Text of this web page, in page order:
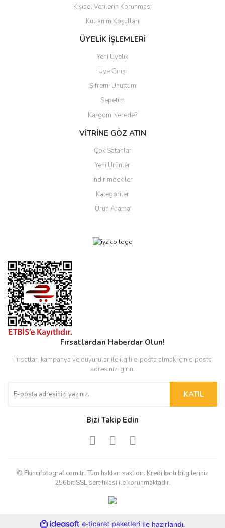
Gönder
Kişisel Verilerin Korunması
Kullanım Koşulları
ÜYELİK İŞLEMLERİ
Yeni Üyelik
Üye Girişi
Şifremi Unuttum
Sepetim
Kargom Nerede?
VİTRİNE GÖZ ATIN
Çok Satanlar
Yeni Ürünler
İndirimdekiler
Kategoriler
Ürün Arama
Fırsatlardan Haberdar Olun!
Fırsatlar, kampanya ve duyurular ile ilgili e-posta almak için e-posta
adresinizi girin.
KATIL
Bizi Takip Edin
© Ekincifotograf.com.tr. Tüm hakları saklıdır. Kredi kartı bilgileriniz
256bit SSL sertifikası ile korunmaktadır.
ideasoft e-